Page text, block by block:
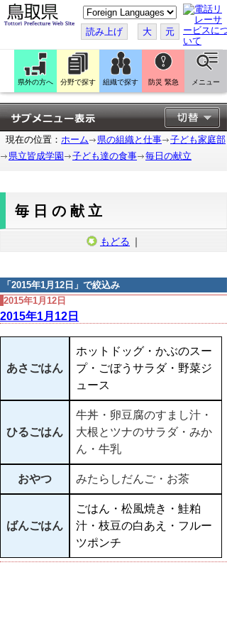
こ
の
ペ
ー
ジ
翻
訳
す
る
読み上げ 大 元
県外の方へ 分野で探す 組織で探す 防災 緊急 メニュー
現在の位置： ホーム 県の組織と仕事
子ども家庭部
県立皆成学園
子ども達の食事 毎日の献立
毎日の献立
もどる ｜
「 2015年1月12日 」で絞込み
2015年1月12日
2015年1月12日
あさごはん
ホットドッグ・かぶのスー
プ・ごぼうサラダ・野菜ジ
ュース
ひるごはん
牛丼・卵豆腐のすまし汁・
大根とツナのサラダ・みか
ん・牛乳
おやつ みたらしだんご・お茶
ばんごはん
ごはん・松風焼き・鮭粕
汁・枝豆の白あえ・フルー
ツポンチ